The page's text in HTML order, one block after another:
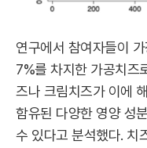
연구에서 참여자들이
7%를 차지한 가공치즈
즈나 크림치즈가 이에
함유된 다양한 영양 성
수 있다고 분석했다. 치